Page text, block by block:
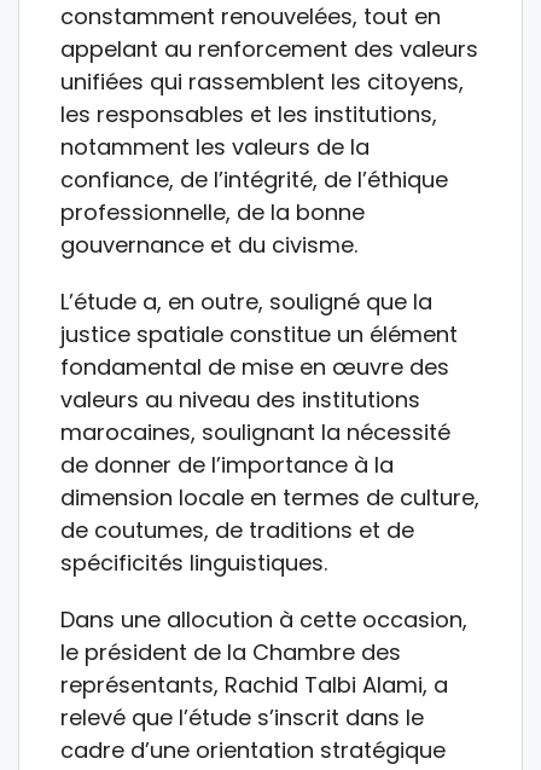
constamment renouvelées, tout en
appelant au renforcement des valeurs
unifiées qui rassemblent les citoyens,
les responsables et les institutions,
notamment les valeurs de la
confiance, de l’intégrité, de l’éthique
professionnelle, de la bonne
gouvernance et du civisme.
L’étude a, en outre, souligné que la
justice spatiale constitue un élément
fondamental de mise en œuvre des
valeurs au niveau des institutions
marocaines, soulignant la nécessité
de donner de l’importance à la
dimension locale en termes de culture,
de coutumes, de traditions et de
spécificités linguistiques.
Dans une allocution à cette occasion,
le président de la Chambre des
représentants, Rachid Talbi Alami, a
relevé que l’étude s’inscrit dans le
cadre d’une orientation stratégique